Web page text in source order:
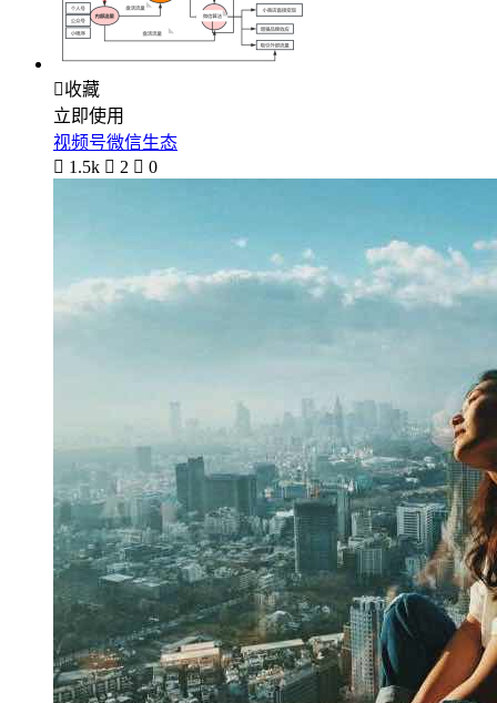
收藏
立即使用
视频号微信生态
 1.5k  2  0